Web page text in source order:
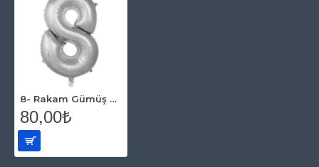
8- Rakam Gümüş Renk Balon 100 Cm
80,00₺